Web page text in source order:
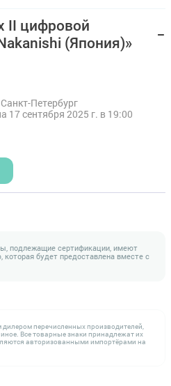
II цифровой
(Япония)»
Петербург
17 сентября 2025 г. в 19:00
подлежащие сертификации, имеют
будет предоставлена вместе с
перечисленных производителей,
Все товарные знаки принадлежат их
авторизованными импортёрами на